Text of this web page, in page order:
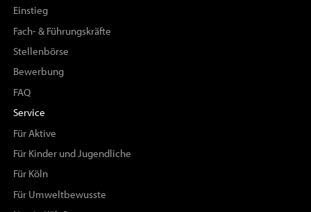
Einstieg
Fach- & Führungskräfte
Stellenbörse
Bewerbung
FAQ
Service
Für Aktive
Für Kinder und Jugendliche
Für Köln
Für Umweltbewusste